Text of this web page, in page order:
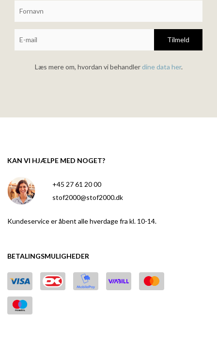
Tilmeld
Læs mere om, hvordan vi behandlerdine data her.
KAN VI HJÆLPE MED NOGET?
+45 27 61 20 00
stof2000@stof2000.dk
Kundeservice er åbent alle hverdage fra kl. 10-14.
BETALINGSMULIGHEDER